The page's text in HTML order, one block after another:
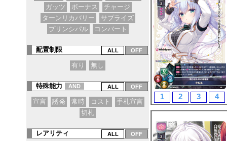
ガッツ
ボーナス
チャージ
ターンリカバリー
サプライズ
プリンシパル
コンバート
配置制限
有り 無し
特殊能力 AND
宣言 誘発 常時 コスト
手札宣言
切札
レアリティ
1 2 3 4